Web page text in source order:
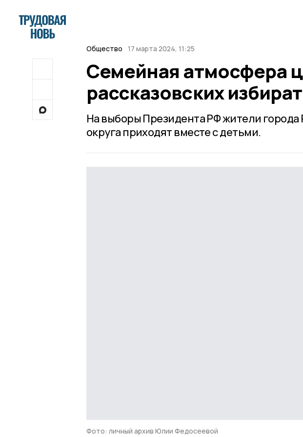
Общество 17 марта 2024, 11:25
Семейная атмосфера
рассказовских
На выборы Президента РФ жители города
округа приходят вместе с детьми.
Фото: личный архив Юлии Федосеевой